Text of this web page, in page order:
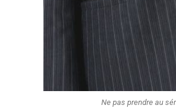
Ne pas prendre au